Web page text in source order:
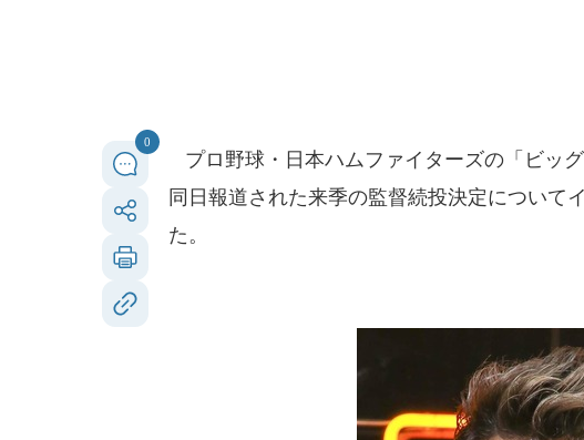
0
プロ野球・日本ハムファイターズの「ビッ
同日報道された来季の監督続投決定について
た。